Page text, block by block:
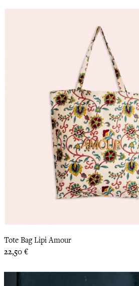
Tote Bag Lipi Amour
Prix
22,50 €